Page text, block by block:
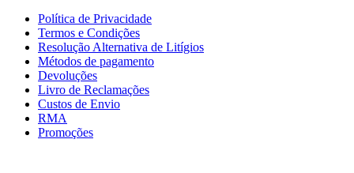
Política de Privacidade
Termos e Condições
Resolução Alternativa de Litígios
Métodos de pagamento
Devoluções
Livro de Reclamações
Custos de Envio
RMA
Promoções